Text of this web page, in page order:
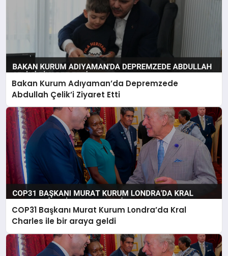
SAĞLIK
EĞITIM
DÜNYA
YAŞAM
Bakan Kurum Adıyaman’da Depremzede
Abdullah Çelik’i Ziyaret Etti
COP31 Başkanı Murat Kurum Londra’da Kral
Charles ile bir araya geldi